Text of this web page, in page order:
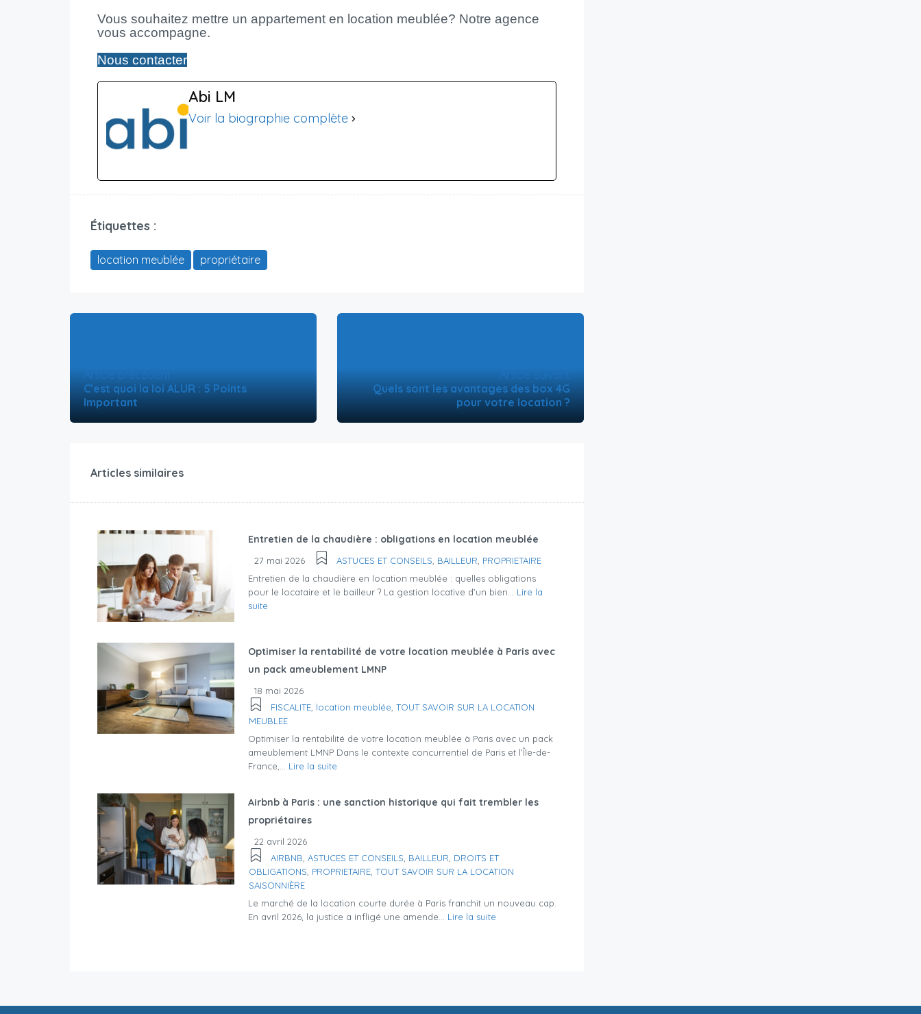
Vous souhaitez mettre un appartement en location meublée? Notre agence
vous accompagne.
Nous contacter
Abi LM
Voir la biographie complète
Étiquettes :
location meublée propriétaire
Article précédent
C’est quoi la loi ALUR : 5 Points
Important
Article suivant
Quels sont les avantages des box 4G
pour votre location ?
Articles similaires
Entretien de la chaudière : obligations en location meublée
27 mai 2026 ASTUCES ET CONSEILS, BAILLEUR, PROPRIETAIRE
Entretien de la chaudière en location meublée : quelles obligations
pour le locataire et le bailleur ? La gestion locative d’un bien... Lire la
suite
Optimiser la rentabilité de votre location meublée à Paris avec
un pack ameublement LMNP
18 mai 2026
FISCALITE location meublée TOUT SAVOIR SUR LA LOCATION
MEUBLEE
Optimiser la rentabilité de votre location meublée à Paris avec un pack
ameublement LMNP Dans le contexte concurrentiel de Paris et l’Île-de-
France,... Lire la suite
Airbnb à Paris : une sanction historique qui fait trembler les
propriétaires
22 avril 2026
AIRBNB ASTUCES ET CONSEILS BAILLEUR DROITS ET
OBLIGATIONS PROPRIETAIRE TOUT SAVOIR SUR LA LOCATION
SAISONNIÈRE
Le marché de la location courte durée à Paris franchit un nouveau cap.
En avril 2026, la justice a infligé une amende... Lire la suite